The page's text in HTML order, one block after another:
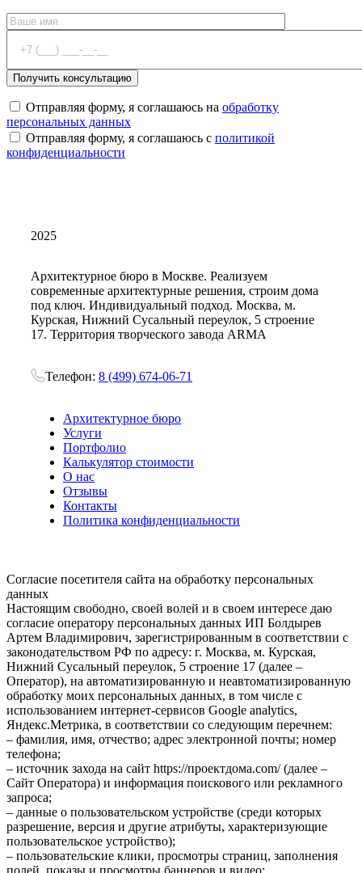
Отправляя форму, я соглашаюсь на обработку
персональных данных
Отправляя форму, я соглашаюсь с политикой
конфиденциальности
2025
Архитектурное бюро в Москве. Реализуем
современные архитектурные решения, строим дома
под ключ. Индивидуальный подход. Москва, м.
Курская, Нижний Сусальный переулок, 5 строение
17. Территория творческого завода ARMA
Телефон: 8 (499) 674-06-71
Архитектурное бюро
Услуги
Портфолио
Калькулятор стоимости
О нас
Отзывы
Контакты
Политика конфиденциальности
Согласие посетителя сайта на обработку персональных
данных
Настоящим свободно, своей волей и в своем интересе даю
согласие оператору персональных данных ИП Болдырев
Артем Владимирович, зарегистрированным в соответствии с
законодательством РФ по адресу: г. Москва, м. Курская,
Нижний Сусальный переулок, 5 строение 17 (далее –
Оператор), на автоматизированную и неавтоматизированную
обработку моих персональных данных, в том числе с
использованием интернет-сервисов Google analytics,
Яндекс.Метрика, в соответствии со следующим перечнем:
– фамилия, имя, отчество; адрес электронной почты; номер
телефона;
– источник захода на сайт https://проектдома.com/ (далее –
Сайт Оператора) и информация поискового или рекламного
запроса;
– данные о пользовательском устройстве (среди которых
разрешение, версия и другие атрибуты, характеризующие
пользовательское устройство);
– пользовательские клики, просмотры страниц, заполнения
полей, показы и просмотры баннеров и видео;